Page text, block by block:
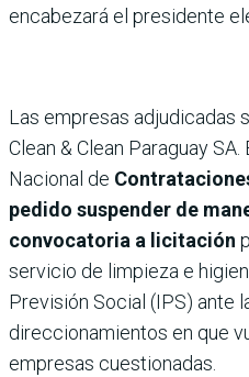
encabezará el presidente
Las empresas adjudicadas
Clean & Clean Paraguay
Nacional de
pedido suspender de
convocatoria a licitación
servicio de limpieza e
Previsión Social (IPS) ante
direccionamientos en que
empresas cuestionadas.